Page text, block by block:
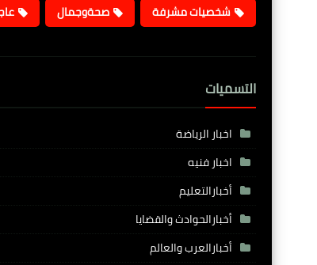
شخصيات مشرفة
صحةوجمال
التسميات
اخبار الرياضة
اخبار فنيه
أخبارالتعليم
أخبارالحوادث والقضايا
أخبارالعرب والعالم